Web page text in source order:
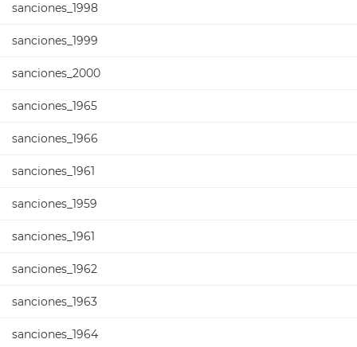
sanciones_1998
sanciones_1999
sanciones_2000
sanciones_1965
sanciones_1966
sanciones_1961
sanciones_1959
sanciones_1961
sanciones_1962
sanciones_1963
sanciones_1964